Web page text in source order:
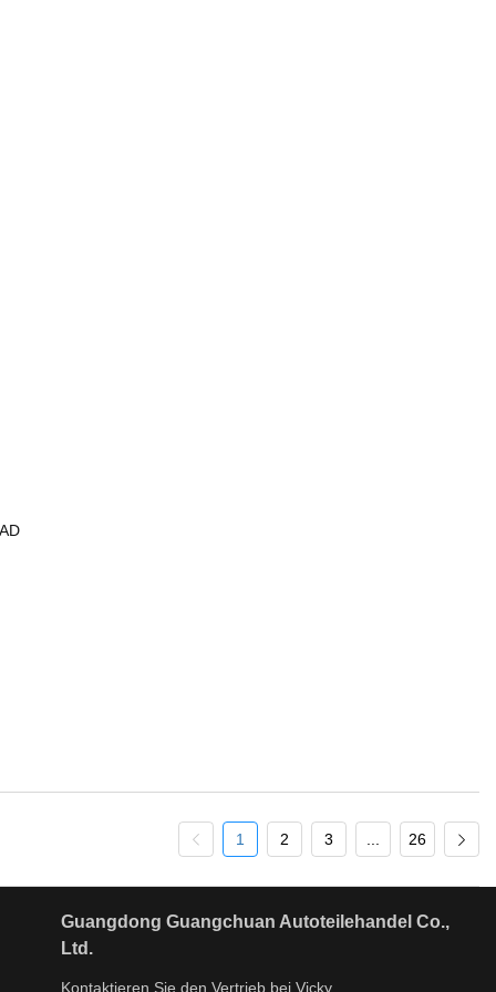
1 2 3 26
Guangdong Guangchuan Autoteilehandel Co.,
Ltd.
Kontaktieren Sie den Vertrieb bei Vicky